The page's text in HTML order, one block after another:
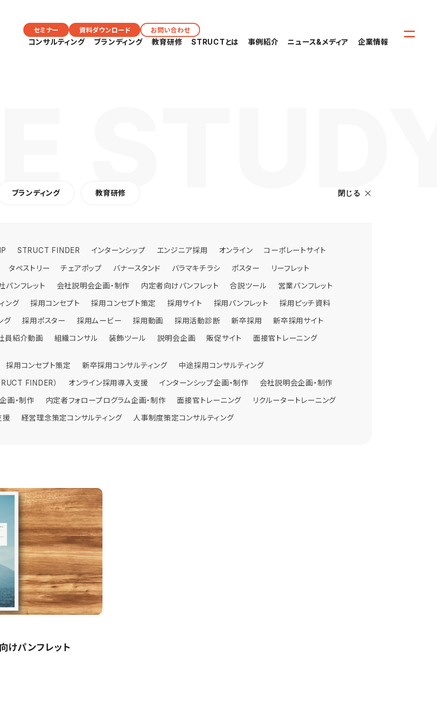
コンサルティング ブランディング 教育研修 STRUCTとは 事例紹介 ニュース&メディア 企業情報
セミナー 資料ダウンロード お問い合わせ
ブランディング 教育研修
STRUCT FINDER インターンシップ エンジニア採用 オンライン
コーポレートサイト
タペストリー チェアポップ バナースタンド バラマキチラシ ポスター
リーフレット
パンフレット 会社説明会企画・制作 内定者向けパンフレット 合説ツール
営業パンフレット
ング
採用コンセプト 採用コンセプト策定 採用サイト 採用パンフレット
採用ピッチ資料
グ
採用ポスター 採用ムービー 採用動画 採用活動診断 新卒採用
新卒採用サイト
員紹介動画 組織コンサル 装飾ツール 説明会企画 販促サイト 面接官トレーニング
採用コンセプト策定 新卒採用コンサルティング
中途採用コンサルティング
FINDER）
オンライン採用導入支援 インターンシップ企画・制作
会社説明会企画・制作
画・制作
内定者フォロープログラム企画・制作 面接官トレーニング
リクルータートレーニング
援
経営理念策定コンサルティング 人事制度策定コンサルティング
画・制作 採用パンフレット企画・制作 採用ムービー企画・制作
採用広告企画・制作
ト企画・制作
会社パンフレット企画・制作 販促ツール企画・制作
STRUCT CAMP 営業力強化研修 新入社員研修 管理職研修
けパンフレット